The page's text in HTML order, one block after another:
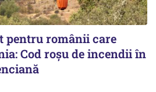
pentru românii care
Cod roșu de incendii în